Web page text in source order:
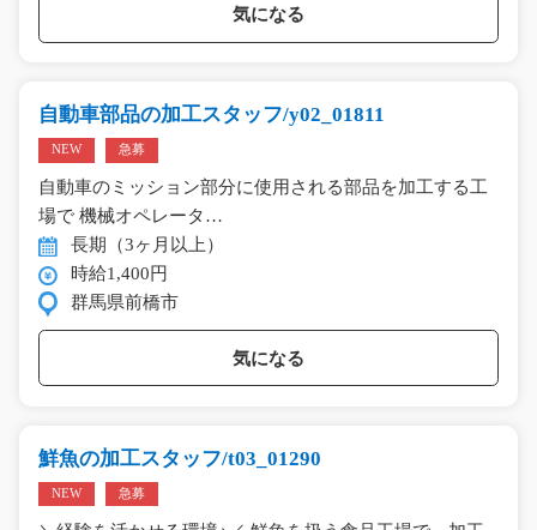
気になる
自動車部品の加工スタッフ/y02_01811
NEW 急募
自動車のミッション部分に使用される部品を加工する工
場で 機械オペレータ…
長期（3ヶ月以上）
時給1,400円
群馬県前橋市
気になる
鮮魚の加工スタッフ/t03_01290
NEW 急募